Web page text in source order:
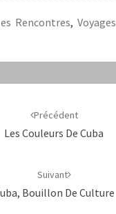
Rencontres, Voyages
Précédent
Les Couleurs De Cuba
Suivant
Bouillon De Culture